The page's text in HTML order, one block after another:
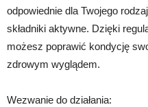
odpowiednie dla Twojego
składniki aktywne. Dzięki
możesz poprawić kondycję
zdrowym wyglądem.
Wezwanie do działania: